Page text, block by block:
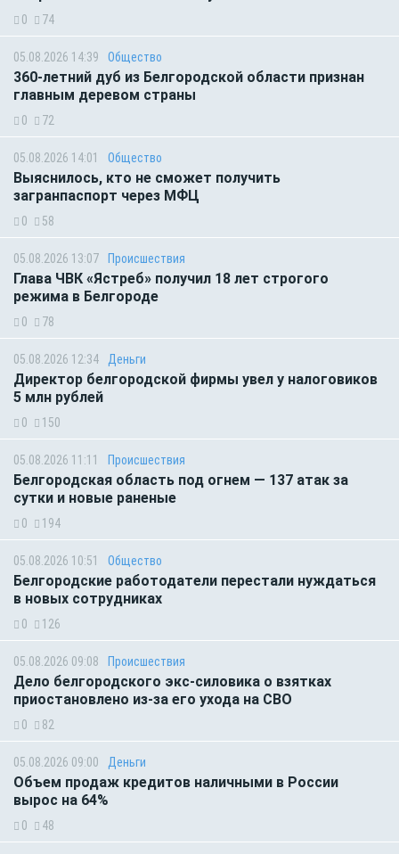
0 74
05.08.2026 14:39 Общество
360-летний дуб из Белгородской области признан
главным деревом страны
0 72
05.08.2026 14:01 Общество
Выяснилось, кто не сможет получить
загранпаспорт через МФЦ
0 58
05.08.2026 13:07 Происшествия
Глава ЧВК «Ястреб» получил 18 лет строгого
режима в Белгороде
0 78
05.08.2026 12:34 Деньги
Директор белгородской фирмы увел у налоговиков
5 млн рублей
0 150
05.08.2026 11:11 Происшествия
Белгородская область под огнем — 137 атак за
сутки и новые раненые
0 194
05.08.2026 10:51 Общество
Белгородские работодатели перестали нуждаться
в новых сотрудниках
0 126
05.08.2026 09:08 Происшествия
Дело белгородского экс-силовика о взятках
приостановлено из-за его ухода на СВО
0 82
05.08.2026 09:00 Деньги
Объем продаж кредитов наличными в России
вырос на 64%
0 48